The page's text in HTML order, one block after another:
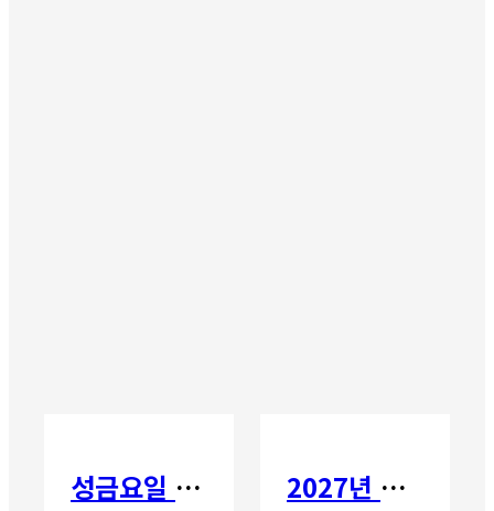
성금요일 칸타타 2027년 갈보리 어학원 유치부 신입생 모집